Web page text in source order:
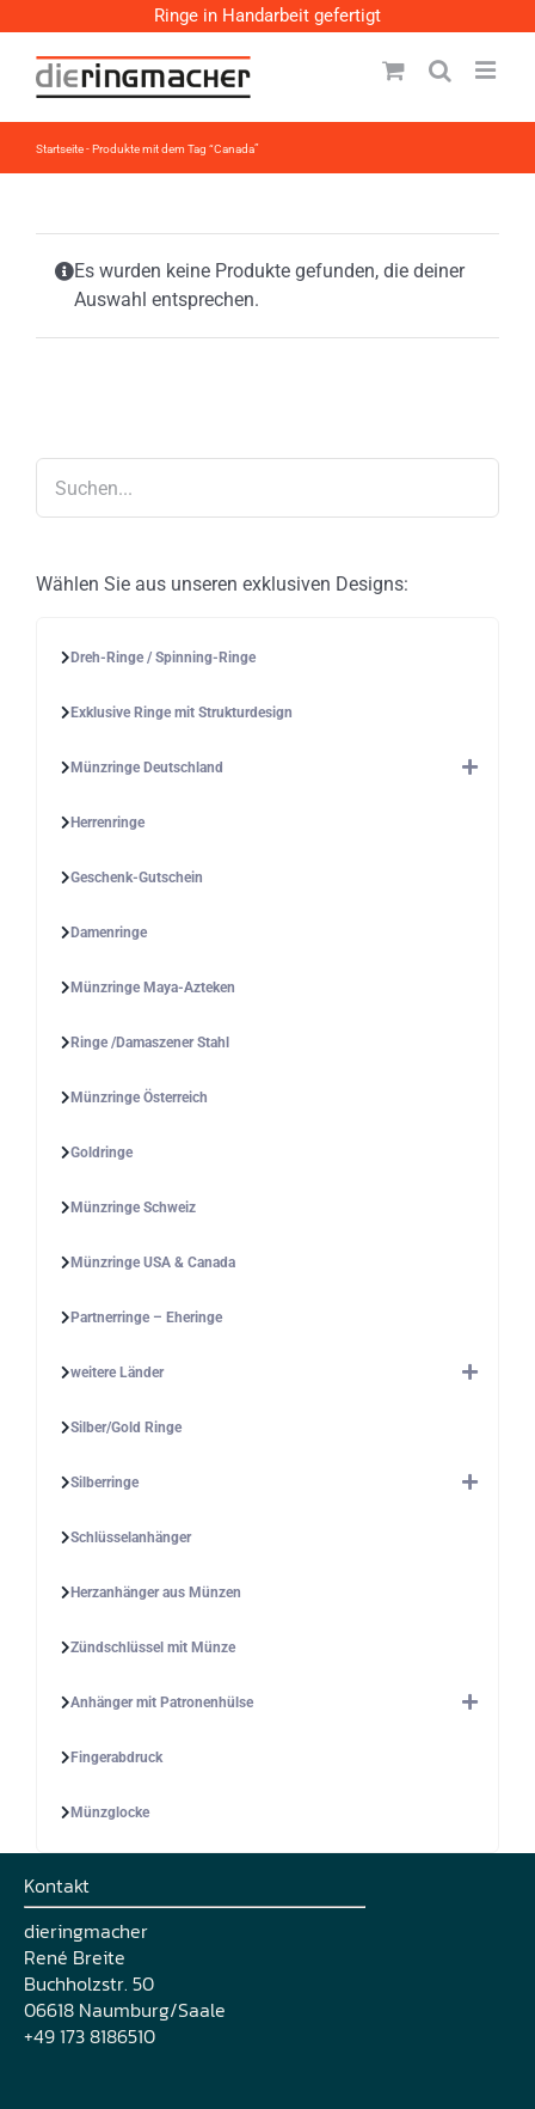
Ringe in Handarbeit gefertigt
Inhalt
springen
Startseite-Produkte mit dem Tag “Canada”
Es wurden keine Produkte gefunden, die deiner
Auswahl entsprechen.
Wählen Sie aus unseren exklusiven Designs:
Dreh-Ringe / Spinning-Ringe
Exklusive Ringe mit Strukturdesign
Münzringe Deutschland
Herrenringe
Geschenk-Gutschein
Damenringe
Münzringe Maya-Azteken
Ringe /Damaszener Stahl
Münzringe Österreich
Goldringe
Münzringe Schweiz
Münzringe USA & Canada
Partnerringe – Eheringe
weitere Länder
Silber/Gold Ringe
Silberringe
Schlüsselanhänger
Herzanhänger aus Münzen
Zündschlüssel mit Münze
Anhänger mit Patronenhülse
Fingerabdruck
Münzglocke
Kontakt
dieringmacher
René Breite
Buchholzstr. 50
06618 Naumburg/Saale
+49 173 8186510